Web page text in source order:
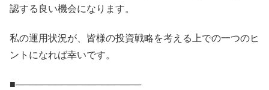
認する良い機会になります。
私の運用状況が、皆様の投資戦略を考える上での一つのヒ
ントになれば幸いです。
■───────────────────